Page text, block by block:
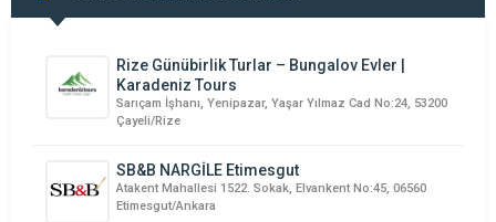
Rize Günübirlik Turlar – Bungalov Evler |
Karadeniz Tours
Sarıçam İşhanı, Yenipazar, Yaşar Yılmaz Cad No:24, 53200
Çayeli/Rize
SB&B NARGİLE Etimesgut
Atakent Mahallesi 1522. Sokak, Elvankent No:45, 06560
Etimesgut/Ankara